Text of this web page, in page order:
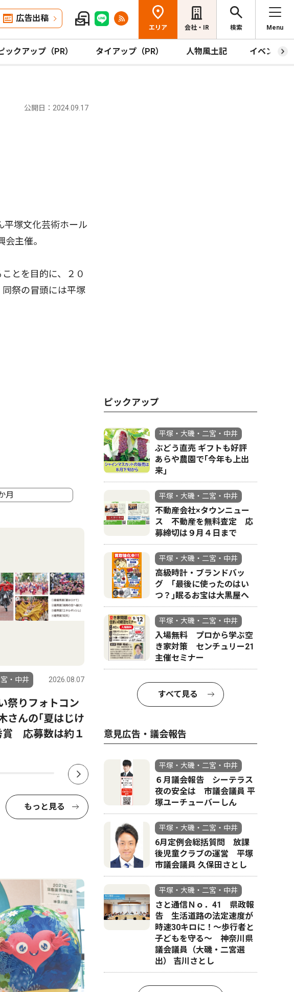
広告出稿
エリア 会社・IR 検索 Menu
ックアップ（PR） タイアップ（PR） 人物風土記 イベント
公開日：2024.09.17
塚文化芸術ホール
主催。
とを目的に、２０
祭の冒頭には平塚
月
・中井 2026.08.07
祭りフォトコン
んの｢夏はじけ
賞 応募数は約１
4
社会
平塚八幡宮で例大祭 ８月14
もっと見る
ピックアップ
平塚・大磯・二宮・中井
ぶどう直売 ギフトも好評
あらや農園で｢今年も上出
来｣
平塚・大磯・二宮・中井
不動産会社×タウンニュー
ス 不動産を無料査定 応
募締切は９月４日まで
平塚・大磯・二宮・中井
高級時計・ブランドバッ
グ ｢最後に使ったのはい
つ？｣眠るお宝は大黒屋へ
平塚・大磯・二宮・中井
入場無料 プロから学ぶ空
き家対策 センチュリー21
主催セミナー
すべて見る
意見広告・議会報告
平塚・大磯・二宮・中井
６月議会報告 シーテラス
夜の安全は 市議会議員 平
塚ユーチューバーしん
平塚・大磯・二宮・中井
6月定例会総括質問 放課
後児童クラブの運営 平塚
市議会議員 久保田さとし
平塚・大磯・二宮・中井
さと通信Ｎｏ．41 県政報
告 生活道路の法定速度が
時速30キロに！〜歩行者と
子どもを守る〜 神奈川県
議会議員（大磯・二宮選
出） 吉川さとし